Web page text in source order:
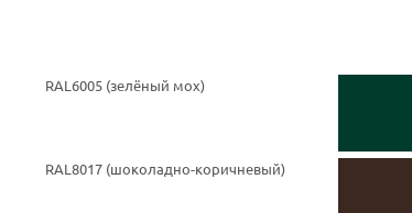
RAL6005 (зелёный мох)
RAL8017 (шоколадно-коричневый)